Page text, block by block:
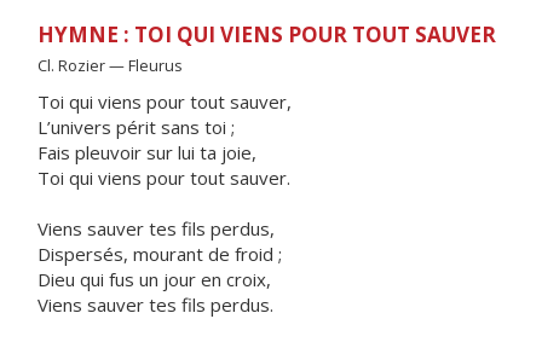
HYMNE : TOI QUI VIENS POUR TOUT SAUVER
Cl. Rozier — Fleurus
Toi qui viens pour tout sauver,
L’univers périt sans toi ;
Fais pleuvoir sur lui ta joie,
Toi qui viens pour tout sauver.
Viens sauver tes fils perdus,
Dispersés, mourant de froid ;
Dieu qui fus un jour en croix,
Viens sauver tes fils perdus.